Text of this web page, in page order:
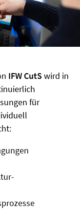
IFW CutSwird in
für